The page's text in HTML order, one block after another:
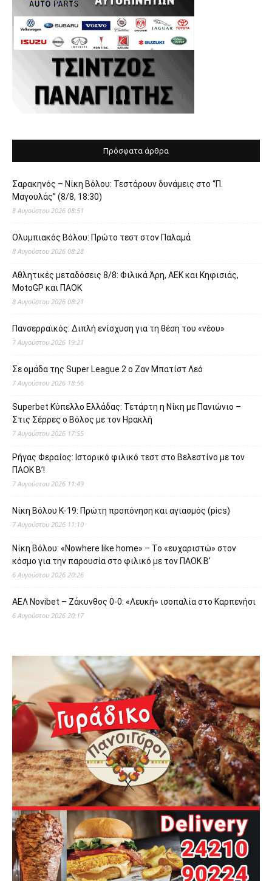
Πρόσφατα άρθρα
Σαρακηνός – Νίκη Βόλου: Τεστάρουν δυνάμεις στο “Π.
Μαγουλάς” (8/8, 18:30)
8 Αυγούστου 2026 08:51
Ολυμπιακός Βόλου: Πρώτο τεστ στον Παλαμά
8 Αυγούστου 2026 08:28
Αθλητικές μεταδόσεις 8/8: Φιλικά Άρη, ΑΕΚ και Κηφισιάς,
MotoGP και ΠΑΟΚ
8 Αυγούστου 2026 08:21
Πανσερραϊκός: Διπλή ενίσχυση για τη θέση του «νέου»
7 Αυγούστου 2026 19:21
Σε ομάδα της Super League 2 o Ζαν Μπατίστ Λεό
7 Αυγούστου 2026 18:56
Superbet Κύπελλο Ελλάδας: Τετάρτη η Νίκη με Πανιώνιο –
Στις Σέρρες ο Βόλος με τον Ηρακλή
7 Αυγούστου 2026 17:55
Ρήγας Φεραίος: Ιστορικό φιλικό τεστ στο Βελεστίνο με τον
ΠΑΟΚ Β’!
7 Αυγούστου 2026 11:49
Νίκη Βόλου Κ-19: Πρώτη προπόνηση και αγιασμός (pics)
7 Αυγούστου 2026 11:10
Νίκη Βόλου: «Nowhere like home» – Το «ευχαριστώ» στον
κόσμο για την παρουσία στο φιλικό με τον ΠΑΟΚ Β’
6 Αυγούστου 2026 20:26
ΑΕΛ Novibet – Ζάκυνθος 0-0: «Λευκή» ισοπαλία στο Καρπενήσι
6 Αυγούστου 2026 20:17